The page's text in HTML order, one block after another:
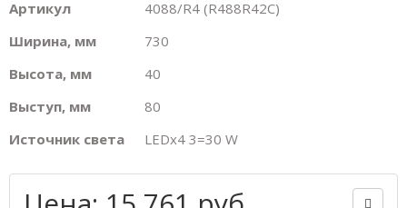
Артикул
4088/R4 (R488R42C)
Ширина, мм
730
Высота, мм
40
Выступ, мм
80
Источник света
LEDх4 3=30 W